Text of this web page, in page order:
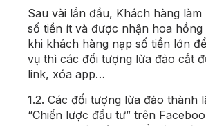
Sau vài lần đầu, Khách hàng làm
số tiền ít và được nhận hoa
khi khách hàng nạp số tiền lớn
vụ thì các đối tượng lừa đảo cắt
link, xóa app…
1.2. Các đối tượng lừa đảo thành
“Chiến lược đầu tư” trên